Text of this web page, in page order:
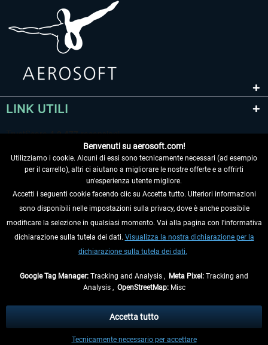
LINK UTILI
RECEDERE DAL CONTRATTO
INFORMAZIONI
eventualmente le spese di spedizione, se non diversamente descritto.
** Riguarda le spedizioni al di fuori della Germania, i tempi di consegna per le
Benvenuti su aerosoft.com!
Utilizziamo i cookie. Alcuni di essi sono tecnicamente necessari (ad esempio
per il carrello), altri ci aiutano a migliorare le nostre offerte e a offrirti
un'esperienza utente migliore.
Accetti i seguenti cookie facendo clic su Accetta tutto. Ulteriori informazioni
sono disponibili nelle impostazioni sulla privacy, dove è anche possibile
modificare la selezione in qualsiasi momento. Vai alla pagina con l'informativa
dichiarazione sulla tutela dei dati. Visualizza la nostra dichiarazione per la
dichiarazione sulla tutela dei dati.
Google Tag Manager: Tracking and Analysis , Meta Pixel: Tracking and
Analysis , OpenStreetMap:Misc
Tecnicamente necessario per accettare
Accetta tutto